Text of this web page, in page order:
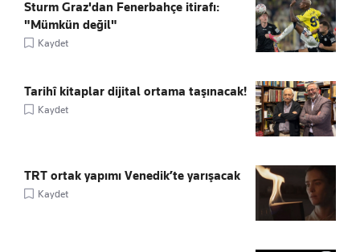
Sturm Graz'dan Fenerbahçe itirafı:
"Mümkün değil"
Kaydet
Tarihî kitaplar dijital ortama taşınacak!
Kaydet
TRT ortak yapımı Venedik’te yarışacak
Kaydet